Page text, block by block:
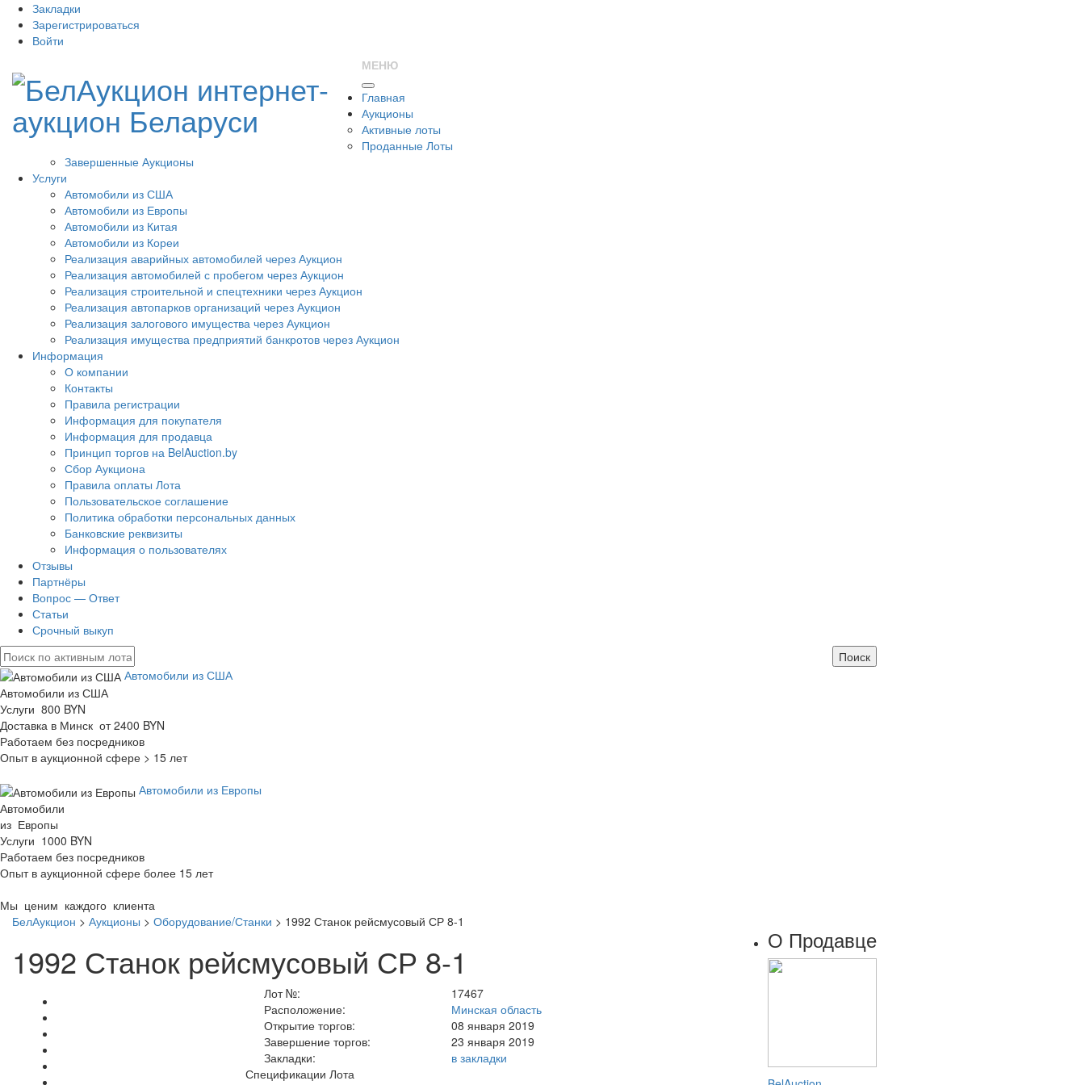
Закладки
Зарегистрироваться
Войти
МЕНЮ
Главная
Аукционы
Активные лоты
Проданные Лоты
Завершенные Аукционы
Услуги
Автомобили из США
Автомобили из Европы
Автомобили из Китая
Автомобили из Кореи
Реализация аварийных автомобилей через Аукцион
Реализация автомобилей с пробегом через Аукцион
Реализация строительной и спецтехники через Аукцион
Реализация автопарков организаций через Аукцион
Реализация залогового имущества через Аукцион
Реализация имущества предприятий банкротов через Аукцион
Информация
О компании
Контакты
Правила регистрации
Информация для покупателя
Информация для продавца
Принцип торгов на BelAuction.by
Сбор Аукциона
Правила оплаты Лота
Пользовательское соглашение
Политика обработки персональных данных
Банковские реквизиты
Информация о пользователях
Отзывы
Партнёры
Вопрос — Ответ
Статьи
Срочный выкуп
Автомобили из США
Автомобили из США
Услуги 800 BYN
Доставка в Минск от 2400 BYN
Работаем без посредников
Опыт в аукционной сфере > 15 лет
Автомобили из Европы
Автомобили
из Европы
Услуги 1000 BYN
Работаем без посредников
Опыт в аукционной сфере более 15 лет
Мы ценим каждого клиента
БелАукцион > Аукционы > Оборудование/Станки > 1992 Станок рейсмусовый СР 8-1
1992 Станок рейсмусовый СР 8-1
Лот №:
17467
Расположение:
Минская область
Открытие торгов:
08 января 2019
Завершение торгов:
23 января 2019
Закладки:
в закладки
Спецификации Лота
О Продавце